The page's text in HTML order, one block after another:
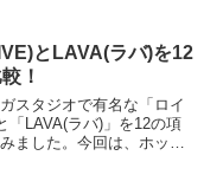
実際の利用者の口コミを
い口コミ...
とLAVA(ラバ)を12
！
スタジオで有名な「ロイ
「LAVA(ラバ)」を12の項
ました。今回は、ホット